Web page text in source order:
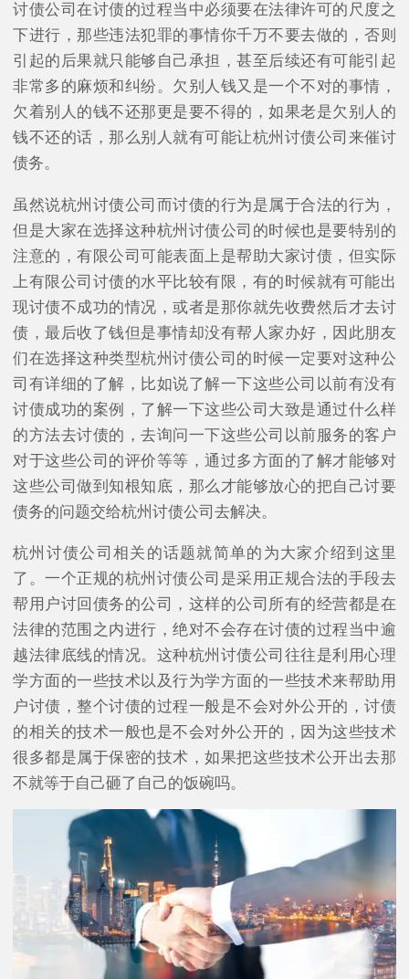
讨债公司在讨债的过程当中必须要在法律许可的尺度之
下进行，那些违法犯罪的事情你千万不要去做的，否则
引起的后果就只能够自己承担，甚至后续还有可能引起
非常多的麻烦和纠纷。欠别人钱又是一个不对的事情，
欠着别人的钱不还那更是要不得的，如果老是欠别人的
钱不还的话，那么别人就有可能让杭州讨债公司来催讨
债务。
虽然说杭州讨债公司而讨债的行为是属于合法的行为，
但是大家在选择这种杭州讨债公司的时候也是要特别的
注意的，有限公司可能表面上是帮助大家讨债，但实际
上有限公司讨债的水平比较有限，有的时候就有可能出
现讨债不成功的情况，或者是那你就先收费然后才去讨
债，最后收了钱但是事情却没有帮人家办好，因此朋友
们在选择这种类型杭州讨债公司的时候一定要对这种公
司有详细的了解，比如说了解一下这些公司以前有没有
讨债成功的案例，了解一下这些公司大致是通过什么样
的方法去讨债的，去询问一下这些公司以前服务的客户
对于这些公司的评价等等，通过多方面的了解才能够对
这些公司做到知根知底，那么才能够放心的把自己讨要
债务的问题交给杭州讨债公司去解决。
杭州讨债公司相关的话题就简单的为大家介绍到这里
了。一个正规的杭州讨债公司是采用正规合法的手段去
帮用户讨回债务的公司，这样的公司所有的经营都是在
法律的范围之内进行，绝对不会存在讨债的过程当中逾
越法律底线的情况。这种杭州讨债公司往往是利用心理
学方面的一些技术以及行为学方面的一些技术来帮助用
户讨债，整个讨债的过程一般是不会对外公开的，讨债
的相关的技术一般也是不会对外公开的，因为这些技术
很多都是属于保密的技术，如果把这些技术公开出去那
不就等于自己砸了自己的饭碗吗。